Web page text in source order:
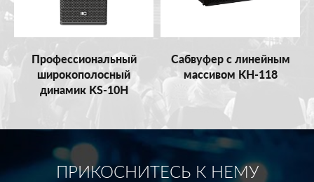
Профессиональный
широкополосный
динамик KS-10H
Сабвуфер с линейным
массивом KH-118
ПРИКОСНИТЕСЬ К НЕМУ